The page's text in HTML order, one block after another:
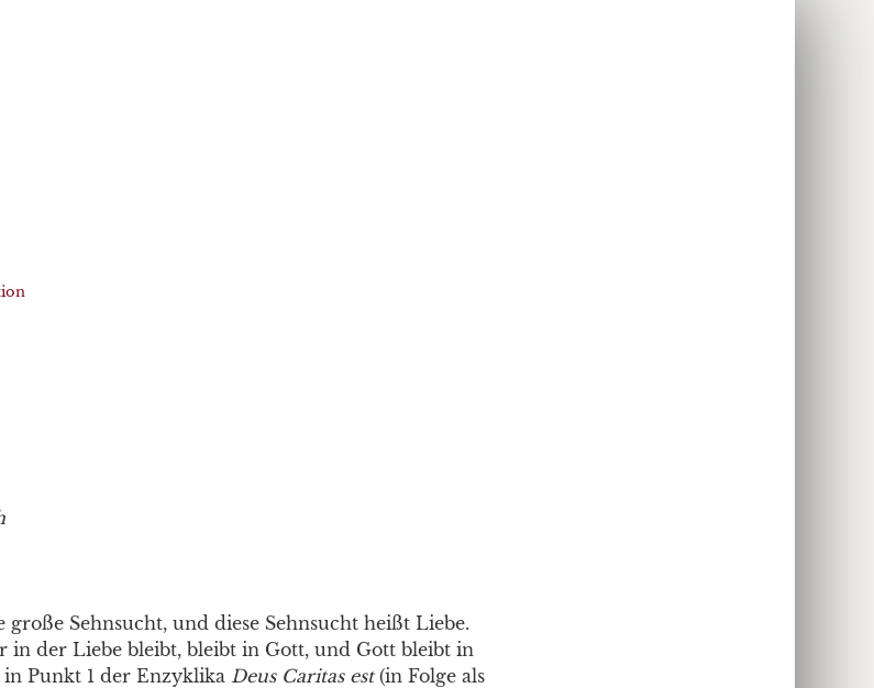
Sehnsucht, und diese Sehnsucht heißt Liebe.
in der Liebe bleibt, bleibt in Gott, und Gott bleibt in
in Punkt 1 der Enzyklika Deus Caritas est(in Folge als